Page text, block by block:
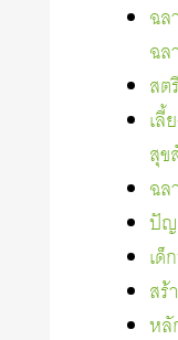
ฉล
ฉ
ส
เ
สุ
ฉล
ปัญ
เด็
สร้
ห